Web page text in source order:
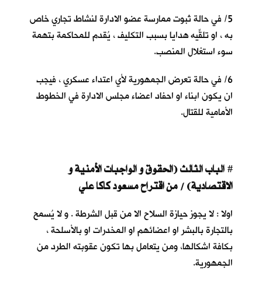
5/ في حالة ثبوت ممارسة عضو الادارة لنشاط تجاري خاص
به ، او تلقِّيه هدايا بسبب التكليف ، يُقدم للمحاكمة بتهمة
سوء استغلال المنصب.
6/ في حالة تعرض الجمهورية لأي اعتداء عسكري ، فيجب
ان يكون ابناء او احفاد اعضاء مجلس الادارة في الخطوط
الأمامية للقتال.
# الباب الثالث (الحقوق و الواجبات الأمنية و
الاقتصادية) / من اقتراح مسعود كاكا علي
اولا : لا يجوز حيازة السلاح الا من قبل الشرطة . و لا يُسمح
بالتجارة بالبشر او اعضائهم او المخدرات او بالأسلحة ،
بكافة اشكالها، ومن يتعامل بها تكون عقوبته الطرد من
الجمهورية.